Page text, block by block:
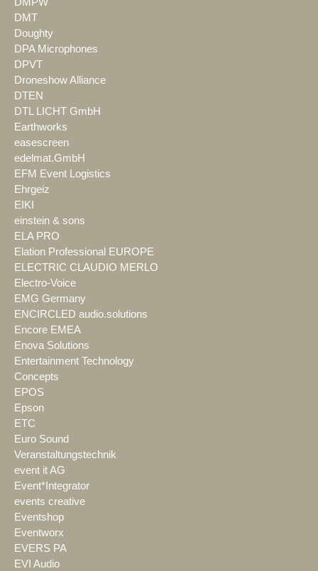
DMT
Doughty
DPA Microphones
DPVT
Droneshow Alliance
DTEN
DTL LICHT GmbH
Earthworks
easescreen
edelmat.GmbH
EFM Event Logistics
Ehrgeiz
EIKI
einstein & sons
ELA PRO
Elation Professional EUROPE
ELECTRIC CLAUDIO MERLO
Electro-Voice
EMG Germany
ENCIRCLED audio.solutions
Encore EMEA
Enova Solutions
Entertainment Technology
Concepts
EPOS
Epson
ETC
Euro Sound
Veranstaltungstechnik
event it AG
Event*Integrator
events creative
Eventshop
Eventworx
EVERS PA
EVI Audio